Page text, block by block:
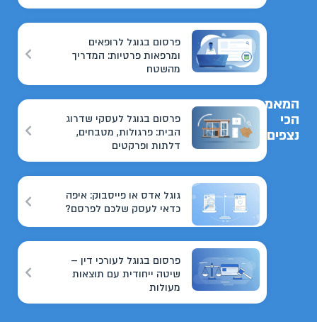
המאמרים
הכי
נצפים
פרסום בגוגל לרופאים
ומרפאות פרטיות: המדריך
מהשטח
פרסום בגוגל לעסקי שדרוג
הבית: פרגולות, מטבחים,
דלתות ופרקטים
גוגל אדס או פייסבוק: איפה
כדאי לעסק שלכם לפרסם?
פרסום בגוגל לעורכי דין –
שיטה ייחודית עם תוצאות
מעולות